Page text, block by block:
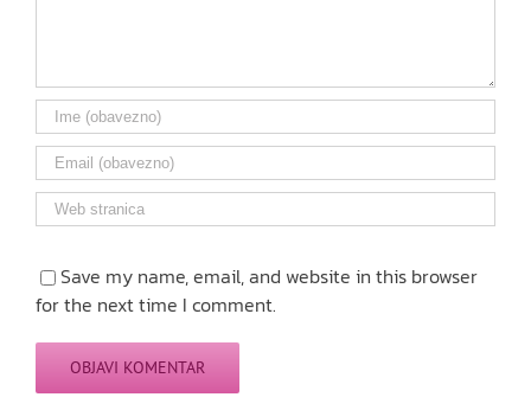
Save my name, email, and website in this browser
for the next time I comment.